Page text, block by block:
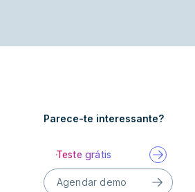
Parece-te interessante?
Teste grátis
Agendar demo